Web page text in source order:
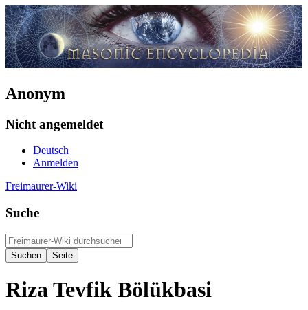
Anonym
Nicht angemeldet
Deutsch
Anmelden
Freimaurer-Wiki
Suche
Riza Tevfik Bölükbasi